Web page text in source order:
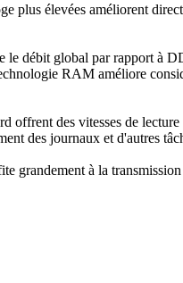
plus élevées améliorent
débit global par rapport à
RAM améliore
des vitesses de
des journaux et d'autres
grandement à la